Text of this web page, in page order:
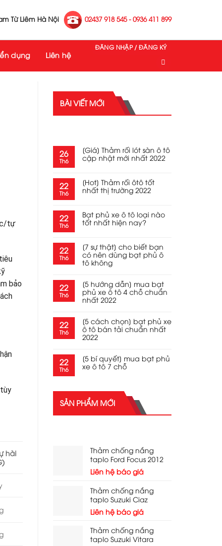
Từ Liêm Hà Nội 02437 918 545 - 0936 411 899
dụng Liên hệ
ĐĂNG NHẬP / ĐĂNG KÝ
tự
bảo
hài
BÀI VIẾT MỚI
26
Th6
[Giá] Thảm rối lót sàn ô tô
cập nhật mới nhất 2022
22
Th6
[Hot] Thảm rối ôtô tốt
nhất thị trường 2022
22
Th6
Bạt phủ xe ô tô loại nào
tốt nhất hiện nay?
22
Th6
[7 sự thật] cho biết bạn
có nên dùng bạt phủ ô
tô không
22
Th6
[5 hướng dẫn] mua bạt
phủ xe ô tô 4 chỗ chuẩn
nhất 2022
22
Th6
[5 cách chọn] bạt phủ xe
ô tô bán tải chuẩn nhất
2022
22
Th6
[5 bí quyết] mua bạt phủ
xe ô tô 7 chỗ
SẢN PHẨM MỚI
Thảm chống nắng
taplo Ford Focus 2012
Liên hệ báo giá
Thảm chống nắng
taplo Suzuki Ciaz
Liên hệ báo giá
Thảm chống nắng
taplo Suzuki Vitara